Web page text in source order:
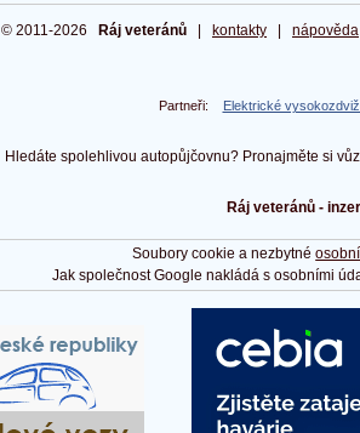
© 2011-2026 Ráj veteránů kontakty nápověda
Partneři: Elektrické
Hledáte spolehlivou autopůjčovnu? Pronajměte si
Ráj veteránů -
Soubory cookie a nezbytné
Jak společnost Google nakládá s osobními